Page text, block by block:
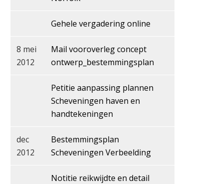
Gehele vergadering online
8 mei
2012
Mail vooroverleg concept
ontwerp_bestemmingsplan
Petitie aanpassing plannen
Scheveningen haven en
handtekeningen
dec
2012
Bestemmingsplan
Scheveningen Verbeelding
Notitie reikwijdte en detail